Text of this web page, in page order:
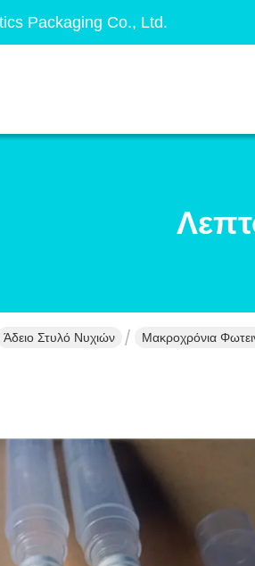
Packaging Co., Ltd.
Άδειο Στυλό Νυχιών Μακροχρόνια